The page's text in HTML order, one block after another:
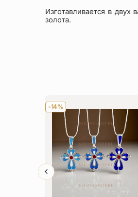
Изготавливается в
золота.
-14%